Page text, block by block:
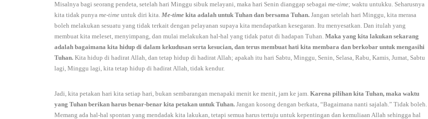
Misalnya bagi seorang pendeta, setelah hari Minggu sibuk melayani, maka hari Senin dianggap sebagai me-time; waktu untukku. Seharusnya
kita tidak punya me-time untuk diri kita. Me-time kita adalah untuk Tuhan dan bersama Tuhan. Jangan setelah hari Minggu, kita merasa
boleh melakukan sesuatu yang tidak terkait dengan pelayanan supaya kita mendapatkan kesegaran. Itu menyesatkan. Dan itulah yang
membuat kita meleset, menyimpang, dan mulai melakukan hal-hal yang tidak patut di hadapan Tuhan. Maka yang kita lakukan sekarang
adalah bagaimana kita hidup di dalam kekudusan serta kesucian, dan terus membuat hati kita membara dan berkobar untuk mengasihi
Tuhan. Kita hidup di hadirat Allah, dan tetap hidup di hadirat Allah; apakah itu hari Sabtu, Minggu, Senin, Selasa, Rabu, Kamis, Jumat, Sabtu
lagi, Minggu lagi, kita tetap hidup di hadirat Allah, tidak kendur.
Jadi, kita petakan hari kita setiap hari, bukan sembarangan menapaki menit ke menit, jam ke jam. Karena pilihan kita Tuhan, maka waktu
yang Tuhan berikan harus benar-benar kita petakan untuk Tuhan. Jangan kosong dengan berkata, “Bagaimana nanti sajalah.” Tidak boleh.
Memang ada hal-hal spontan yang mendadak kita lakukan, tetapi semua harus tertuju untuk kepentingan dan kemuliaan Allah sehingga hal